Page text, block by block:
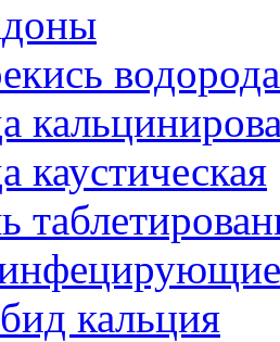
водорода
каустическая
кальция